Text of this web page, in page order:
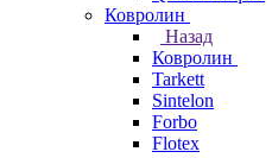
Ковролин
Назад
Ковролин
Tarkett
Sintelon
Forbo
Flotex